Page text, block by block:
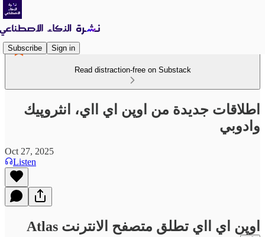
Subscribe Sign in
Read distraction-free on Substack
اطلاقات جديدة من اوپن اي ااي، انثروپيك
وادوبي
Oct 27, 2025
Listen
اوپن اي ااي تطلق متصفح الانترنت Atlas